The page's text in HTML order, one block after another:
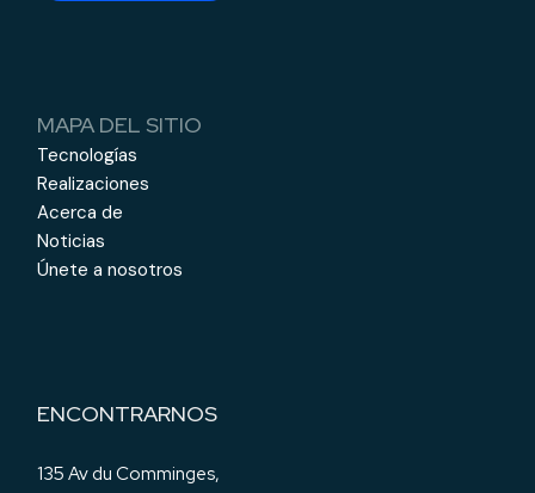
MAPA DEL SITIO
Tecnologías
Realizaciones
Acerca de
Noticias
Únete a nosotros
ENCONTRARNOS
135 Av du Comminges,